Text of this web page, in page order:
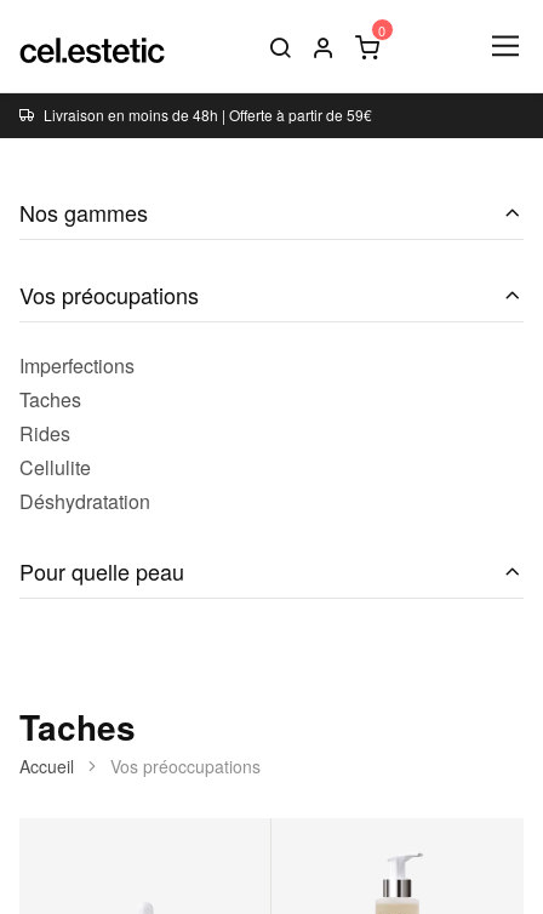
Livraison en moins de 48h | Offerte à partir de 59€
Nos gammes
Vos préocupations
Imperfections
Taches
Rides
Cellulite
Déshydratation
Pour quelle peau
Taches
Accueil Vos préoccupations